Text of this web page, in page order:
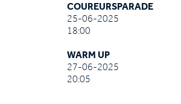
COUREURSPARADE
25-06-2025
18:00
WARM UP
27-06-2025
20:05